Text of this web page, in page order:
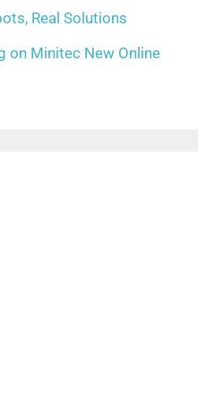
Real Solutions
on Minitec New Online